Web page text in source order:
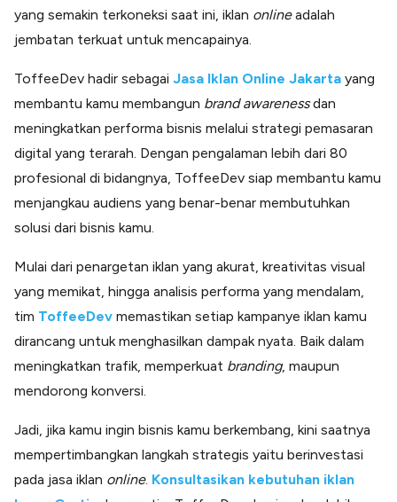
yang semakin terkoneksi saat ini, iklan onlineadalah
jembatan terkuat untuk mencapainya.
ToffeeDev hadir sebagai Jasa Iklan Online Jakarta yang
membantu kamu membangun brand awarenessdan
meningkatkan performa bisnis melalui strategi pemasaran
digital yang terarah. Dengan pengalaman lebih dari 80
profesional di bidangnya, ToffeeDev siap membantu kamu
menjangkau audiens yang benar-benar membutuhkan
solusi dari bisnis kamu.
Mulai dari penargetan iklan yang akurat, kreativitas visual
yang memikat, hingga analisis performa yang mendalam,
tim ToffeeDev memastikan setiap kampanye iklan kamu
dirancang untuk menghasilkan dampak nyata. Baik dalam
meningkatkan trafik, memperkuat branding, maupun
mendorong konversi.
Jadi, jika kamu ingin bisnis kamu berkembang, kini saatnya
mempertimbangkan langkah strategis yaitu berinvestasi
pada jasa iklan online. Konsultasikan kebutuhan iklan